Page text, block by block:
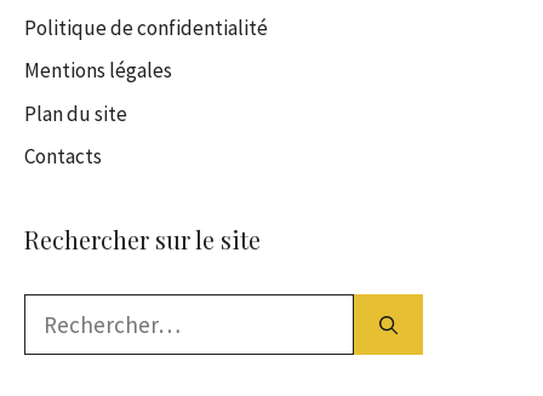
Politique de confidentialité
Mentions légales
Plan du site
Contacts
Rechercher sur le site